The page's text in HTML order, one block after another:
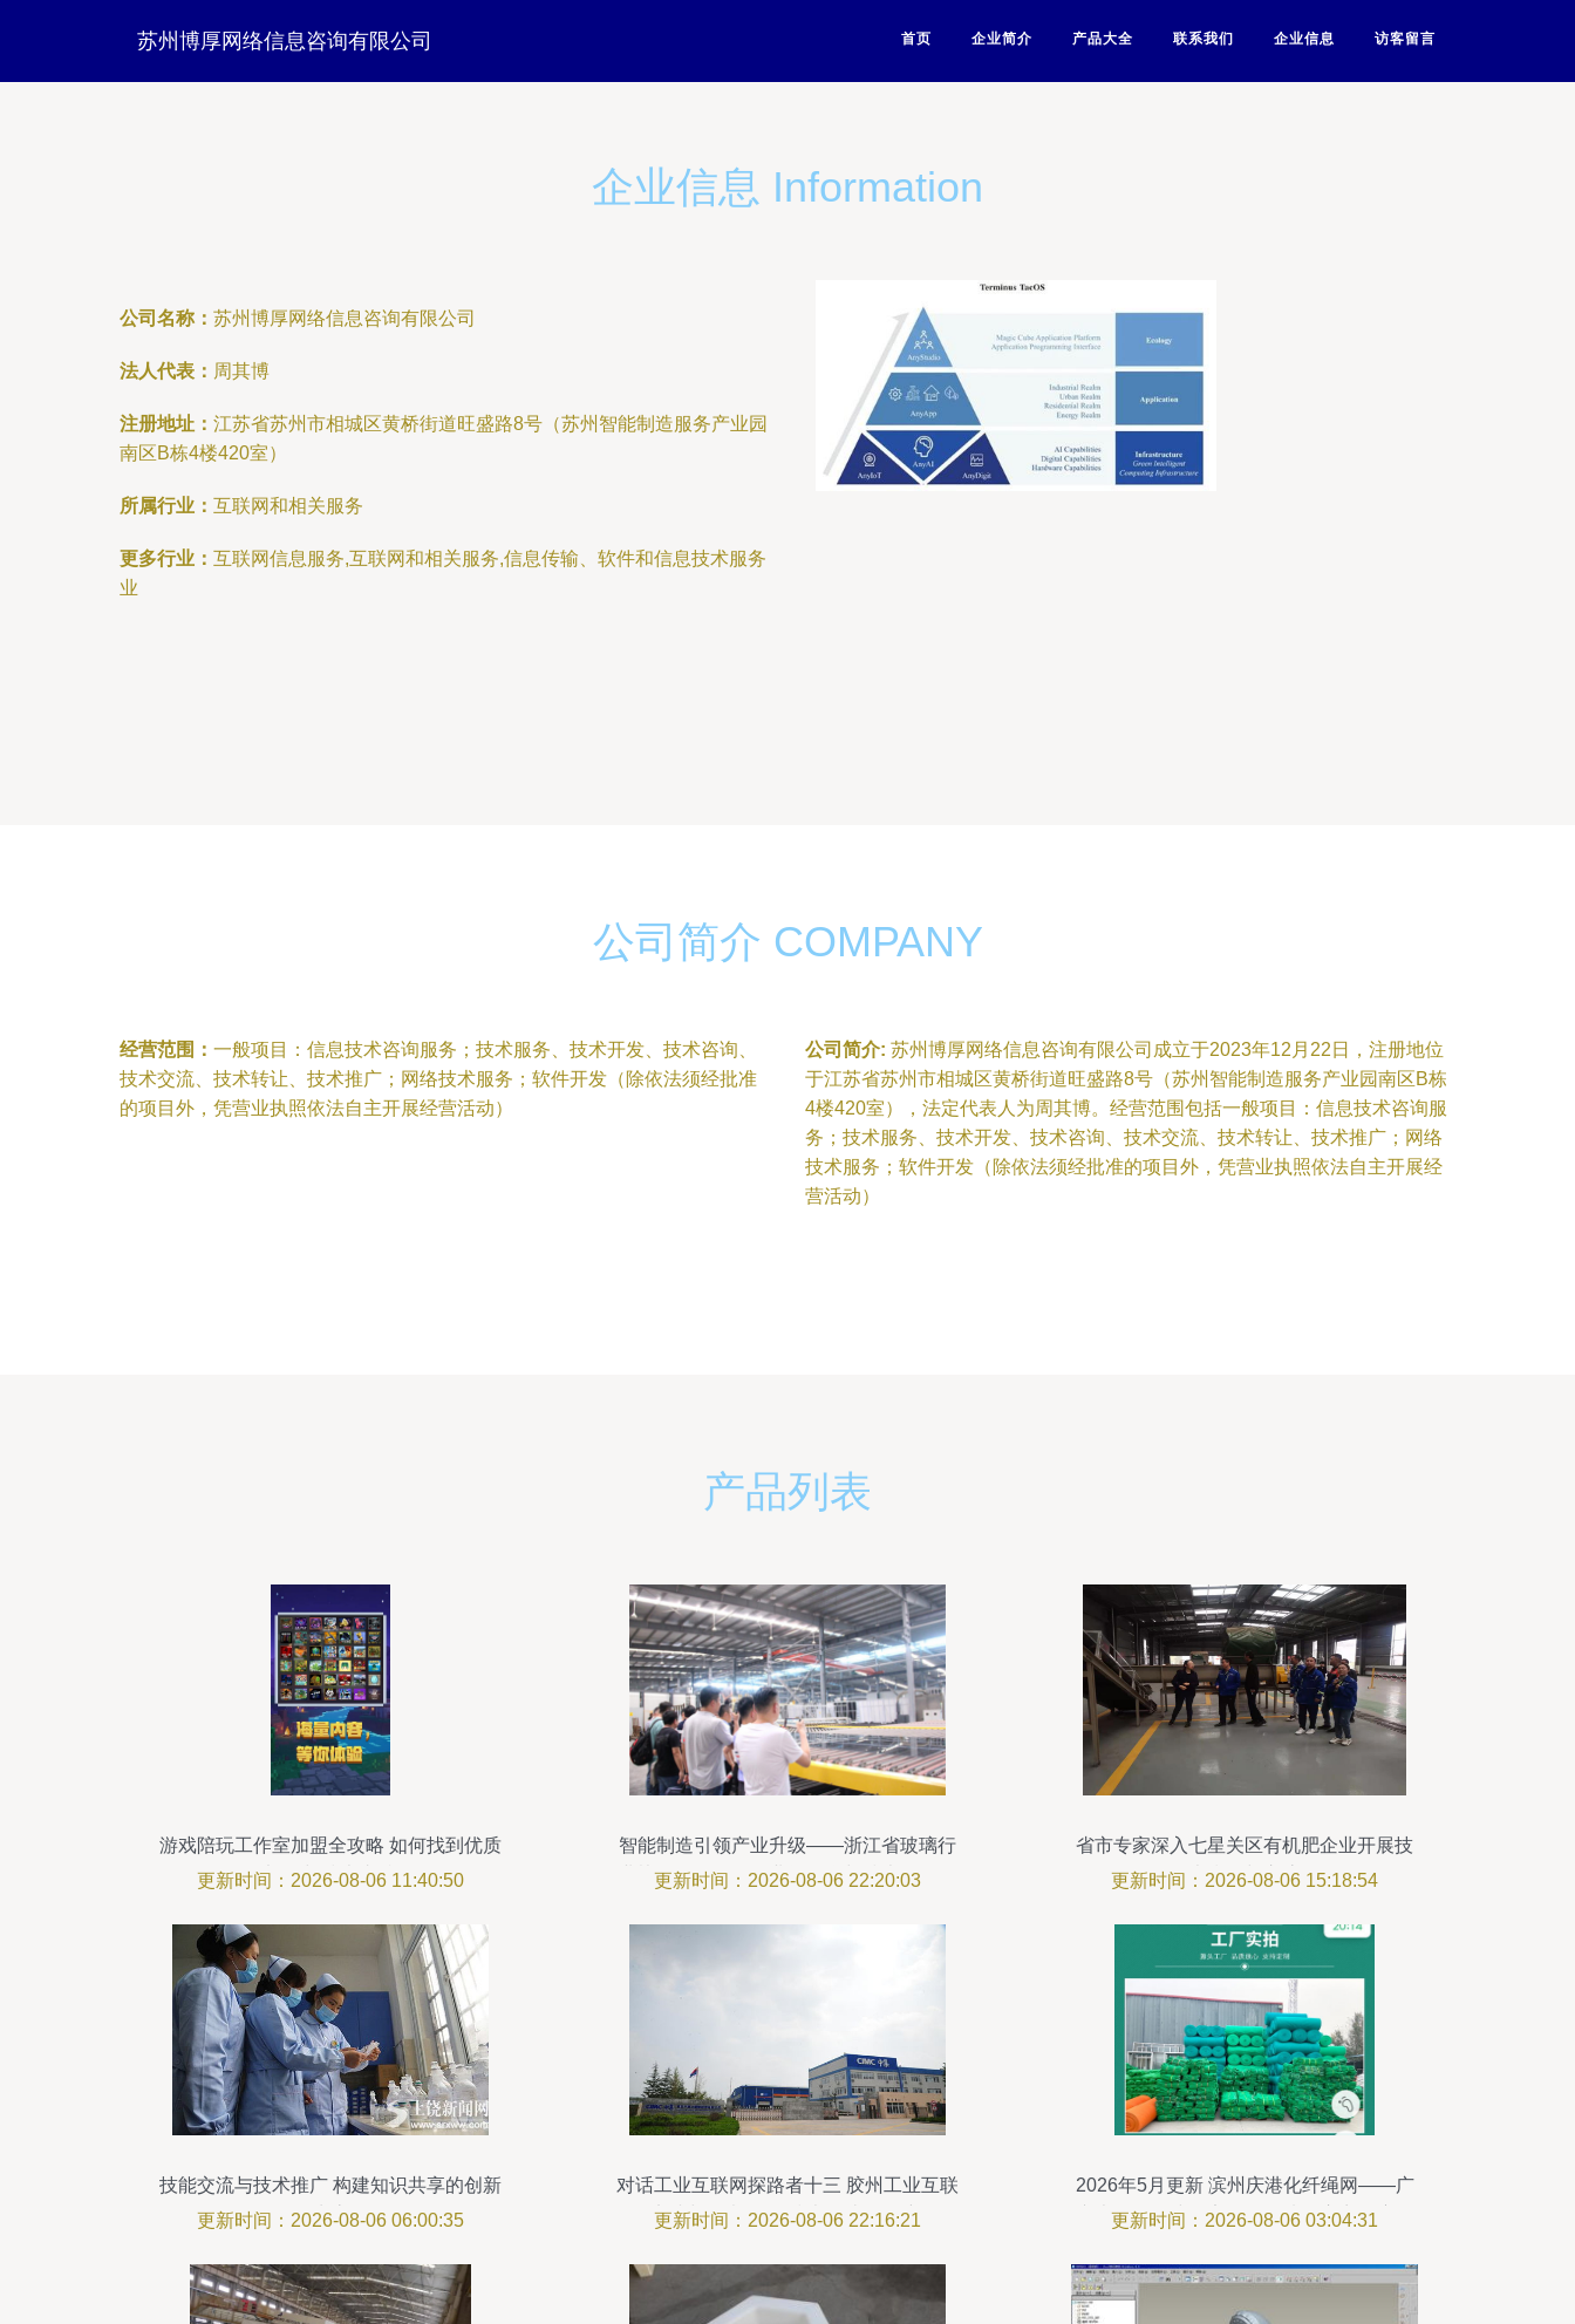
苏州博厚网络信息咨询有限公司 首页 企业简介 产品大全 联系我们 企业信息 访客留言
企业信息 Information
公司名称： 苏州博厚网络信息咨询有限公司
法人代表： 周其博
注册地址： 江苏省苏州市相城区黄桥街道旺盛路8号（苏州智能制造服务产业园
南区B栋4楼420室）
所属行业： 互联网和相关服务
更多行业： 互联网信息服务,互联网和相关服务,信息传输、软件和信息技术服务
业
公司简介 COMPANY
经营范围： 一般项目：信息技术咨询服务；技术服务、技术开发、技术咨询、
技术交流、技术转让、技术推广；网络技术服务；软件开发（除依法须经批准
的项目外，凭营业执照依法自主开展经营活动）
公司简介: 苏州博厚网络信息咨询有限公司成立于2023年12月22日，注册地位
于江苏省苏州市相城区黄桥街道旺盛路8号（苏州智能制造服务产业园南区B栋
4楼420室），法定代表人为周其博。经营范围包括一般项目：信息技术咨询服
务；技术服务、技术开发、技术咨询、技术交流、技术转让、技术推广；网络
技术服务；软件开发（除依法须经批准的项目外，凭营业执照依法自主开展经
营活动）
产品列表
游戏陪玩工作室加盟全攻略 如何找到优质
渠道与技术支持
更新时间：2026-08-06 11:40:50
智能制造引领产业升级——浙江省玻璃行
业协会组织开展企业间游学与技术咨询活
更新时间：2026-08-06 22:20:03
省市专家深入七星关区有机肥企业开展技
术指导与交流
更新时间：2026-08-06 15:18:54
技能交流与技术推广 构建知识共享的创新
生态
更新时间：2026-08-06 06:00:35
对话工业互联网探路者十三 胶州工业互联
网的实践与思考——“技术转让”驱动新征程
更新时间：2026-08-06 22:16:21
2026年5月更新 滨州庆港化纤绳网——广
东大型工程建筑安全网优选供应商深度解
更新时间：2026-08-06 03:04:31